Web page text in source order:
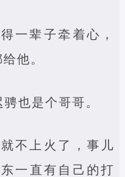
一辈子牵着心，
他。
也是个哥哥。
不上火了，事儿
一直有自己的打